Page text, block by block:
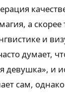
а скорее
и
думает,
девушка», и
сам,